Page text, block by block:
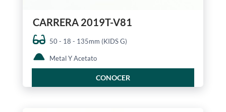
CARRERA 2019T-V81
50 - 18 - 135mm (KIDS G)
Metal Y Acetato
CONOCER